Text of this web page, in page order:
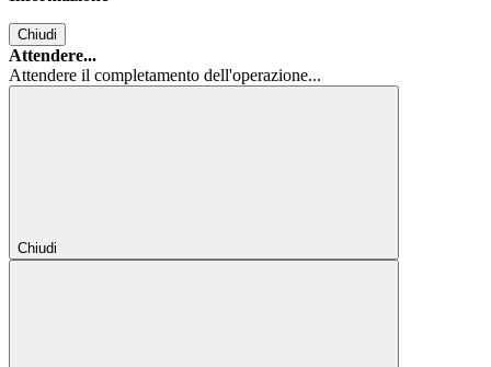
Chiudi
Attendere...
Attendere il completamento dell'operazione...
Chiudi